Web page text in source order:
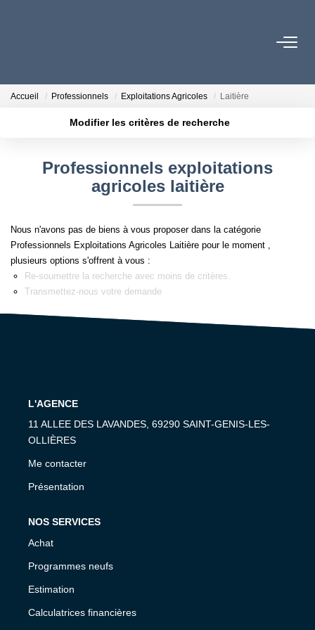
06 73 84 29 22
PROGRAMMES NEUFS
L'AGENCE
Accueil Professionnels Exploitations Agricoles Laitière
Modifier les critères de recherche
Plus de critères Créer une alerte
Professionnels exploitations
agricoles laitière
Nous n'avons pas de biens à vous proposer dans la catégorie
Professionnels Exploitations Agricoles Laitière pour le moment ,
plusieurs options s'offrent à vous :
Re-soumettre la recherche avec moins de critères.
Transmettez-nous votre demande
L'AGENCE
11 ALLEE DES LAVANDES, 69290 SAINT-GENIS-LES-
OLLIÈRES
Me contacter
Présentation
NOS SERVICES
Achat
Programmes neufs
Estimation
Calculatrices financières